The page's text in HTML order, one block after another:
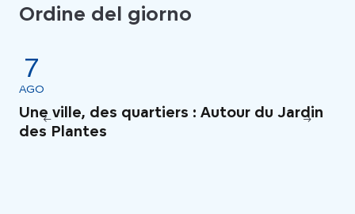
Ordine del giorno
7
AGO
Une ville, des quartiers : Autour du Jardin
des Plantes